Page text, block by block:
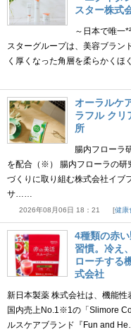
スター株式
～日本で唯一
スターグループは、美容ブラン
く厚くなった角層を柔らかく
オーラルケ
ラフル クリ
所
腸内フローラ
を配合（※） 腸内フローラの研
づくりに取り組む株式会社イブ
サ……
2026年08月06日 18：21 健康
4種類の赤
習慣。冷え
ローチする
式会社
新日本製薬 株式会社は、機能
国内売上No.1※1の「Slimore
ルスケアブランド『Fun and